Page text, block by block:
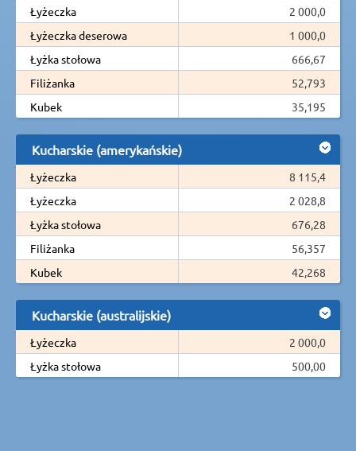
Łyżeczka
2 000,0
Łyżeczka deserowa
1 000,0
Łyżka stołowa
666,67
Filiżanka
52,793
Kubek
35,195
Kucharskie (amerykańskie)
Łyżeczka
8 115,4
Łyżeczka
2 028,8
Łyżka stołowa
676,28
Filiżanka
56,357
Kubek
42,268
Kucharskie (australijskie)
Łyżeczka
2 000,0
Łyżka stołowa
500,00